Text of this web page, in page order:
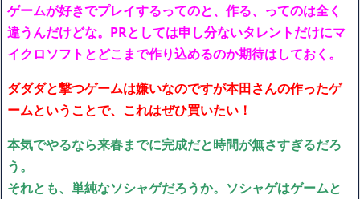
ゲームが好きでプレイするってのと、作る、ってのは全く
違うんだけどな。PRとしては申し分ないタレントだけにマ
イクロソフトとどこまで作り込めるのか期待はしておく。
ダダダと撃つゲームは嫌いなのですが本田さんの作ったゲ
ームということで、これはぜひ買いたい！
本気でやるなら来春までに完成だと時間が無さすぎるだろ
う。
それとも、単純なソシャゲだろうか。ソシャゲはゲームと